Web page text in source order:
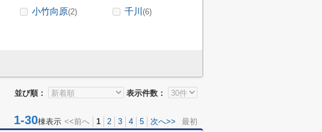
小竹向原(2) 千川 (6)
並び順： 表示件数：
1-30棟表示 <<前へ 1 2 3 4 5 次へ>> 最初